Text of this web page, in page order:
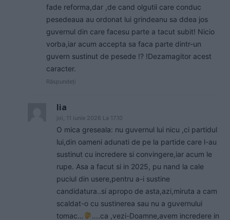
fade reforma,dar ,de cand olgutii care conduc
pesedeaua au ordonat lui grindeanu sa ddea jos
guvernul din care facesu parte a tacut subit! Nicio
vorba,iar acum accepta sa faca parte dintr-un
guvern sustinut de pesede !? !Dezamagitor acest
caracter.
Răspundeți
lia
joi, 11 iunie 2026 La 17.10
O mica greseala: nu guvernul lui nicu ,ci partidul
lui,din oameni adunati de pe la partide care l-au
sustinut cu incredere si convingere,iar acum le
rupe. Asa a facut si in 2025, pu nand la cale
puciul din usere,pentru a-i sustine
candidatura..si apropo de asta,azi,miruta a cam
scaldat-o cu sustinerea sau nu a guvernului
tomac…
….ca ,vezi-Doamne,avem incredere in